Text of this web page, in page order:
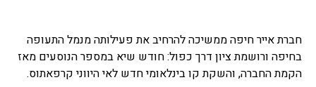
חברת אייר חיפה ממשיכה להרחיב את פעילותה מנמל התעופה
בחיפה ורושמת ציון דרך כפול: חודש שיא במספר הנוסעים מאז
הקמת החברה, והשקת קו בינלאומי חדש לאי היווני קרפאתוס.